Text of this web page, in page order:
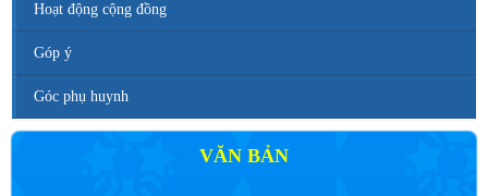
Hoạt động cộng đồng
Góp ý
Góc phụ huynh
VĂN BẢN